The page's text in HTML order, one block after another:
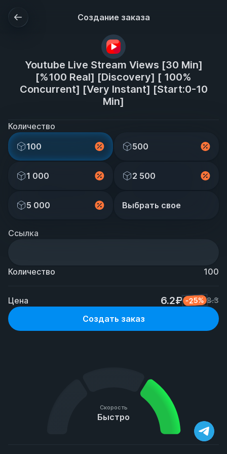
Создание заказа
Youtube Live Stream Views [30 Min]
[%100 Real] [Discovery] [ 100%
Concurrent] [Very Instant] [Start:0-10
Min]
Количество
100
500
1 000 2 500
5 000 Выбрать свое
Ссылка
Количество 100
Цена 6.2₽ -25% 8.3
Создать заказ
Скорость
Быстро